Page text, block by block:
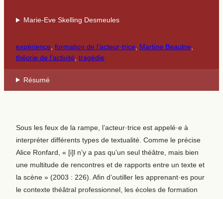
Marie-Eve Skelling Desmeules
expérience, formation de l’acteur·trice, Martine Beaulne
théorie de l’activité, tragédie
Résumé
Sous les feux de la rampe, l’acteur·trice est appelé·e à
interpréter différents types de textualité. Comme le précise
Alice Ronfard, « [i]l n’y a pas qu’un seul théâtre, mais bien
une multitude de rencontres et de rapports entre un texte et
la scène » (2003 : 226). Afin d’outiller les apprenant·es pour
le contexte théâtral professionnel, les écoles de formation